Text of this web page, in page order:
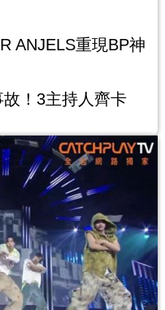
ANJELS重現BP神
！3主持人齊卡